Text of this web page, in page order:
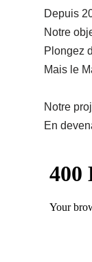
Depuis
Notre
Plongez
Mais le
Notre
En